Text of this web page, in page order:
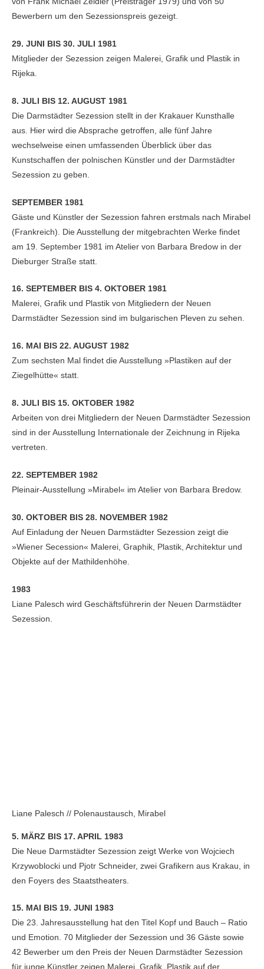
Bewerbern um den Sezessionspreis gezeigt.
29. JUNI BIS 30. JULI 1981
Mitglieder der Sezession zeigen Malerei, Grafik und Plastik in
Rijeka.
8. JULI BIS 12. AUGUST 1981
Die Darmstädter Sezession stellt in der Krakauer Kunsthalle
aus. Hier wird die Absprache getroffen, alle fünf Jahre
wechselweise einen umfassenden Überblick über das
Kunstschaffen der polnischen Künstler und der Darmstädter
Sezession zu geben.
SEPTEMBER 1981
Gäste und Künstler der Sezession fahren erstmals nach Mirabel
(Frankreich). Die Ausstellung der mitgebrachten Werke findet
am 19. September 1981 im Atelier von Barbara Bredow in der
Dieburger Straße statt.
16. SEPTEMBER BIS 4. OKTOBER 1981
Malerei, Grafik und Plastik von Mitgliedern der Neuen
Darmstädter Sezession sind im bulgarischen Pleven zu sehen.
16. MAI BIS 22. AUGUST 1982
Zum sechsten Mal findet die Ausstellung »Plastiken auf der
Ziegelhütte« statt.
8. JULI BIS 15. OKTOBER 1982
Arbeiten von drei Mitgliedern der Neuen Darmstädter Sezession
sind in der Ausstellung Internationale der Zeichnung in Rijeka
vertreten.
22. SEPTEMBER 1982
Pleinair-Ausstellung »Mirabel« im Atelier von Barbara Bredow.
30. OKTOBER BIS 28. NOVEMBER 1982
Auf Einladung der Neuen Darmstädter Sezession zeigt die
»Wiener Secession« Malerei, Graphik, Plastik, Architektur und
Objekte auf der Mathildenhöhe.
1983
Liane Palesch wird Geschäftsführerin der Neuen Darmstädter
Sezession.
Liane Palesch // Polenaustausch, Mirabel
5. MÄRZ BIS 17. APRIL 1983
Die Neue Darmstädter Sezession zeigt Werke von Wojciech
Krzywoblocki und Pjotr Schneider, zwei Grafikern aus Krakau, in
den Foyers des Staatstheaters.
15. MAI BIS 19. JUNI 1983
Die 23. Jahresausstellung hat den Titel Kopf und Bauch – Ratio
und Emotion. 70 Mitglieder der Sezession und 36 Gäste sowie
42 Bewerber um den Preis der Neuen Darmstädter Sezession
für junge Künstler zeigen Malerei, Grafik, Plastik auf der